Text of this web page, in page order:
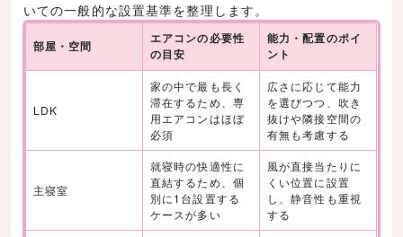
いての一般的な設置基準を整理します。
部屋・空間
エアコンの必要性
の目安
能力・配置のポイ
ント
LDK
家の中で最も長く
滞在するため、専
用エアコンはほぼ
必須
広さに応じて能力
を選びつつ、吹き
抜けや隣接空間の
有無も考慮する
主寝室
就寝時の快適性に
直結するため、個
別に1台設置する
ケースが多い
風が直接当たりに
くい位置に設置
し、静音性も重視
する